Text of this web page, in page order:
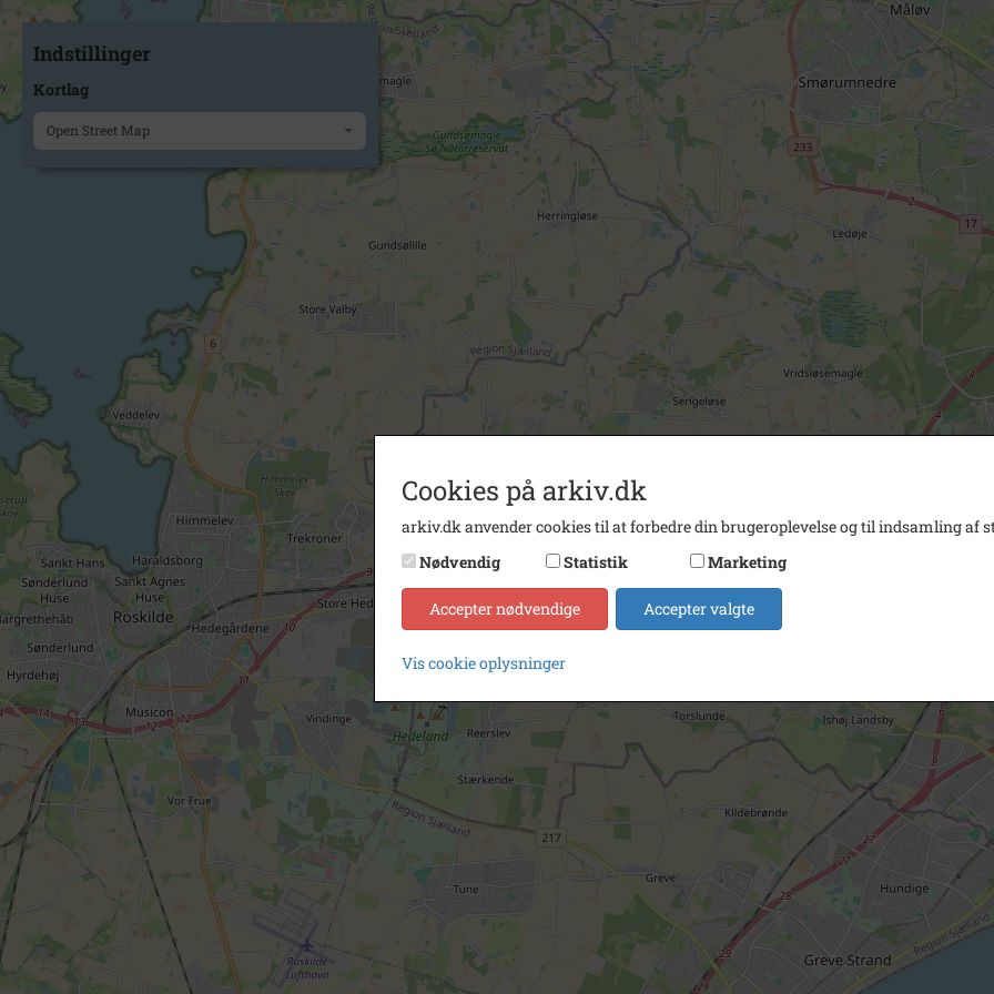
Indstillinger
Kortlag
Open Street Map
Cookies på arkiv.dk
arkiv.dk anvender cookies til at forbedre din brugeroplevelse og til indsamling af
Nødvendig
Statistik Marketing
Accepter nødvendige Accepter valgte
Vis cookie oplysninger